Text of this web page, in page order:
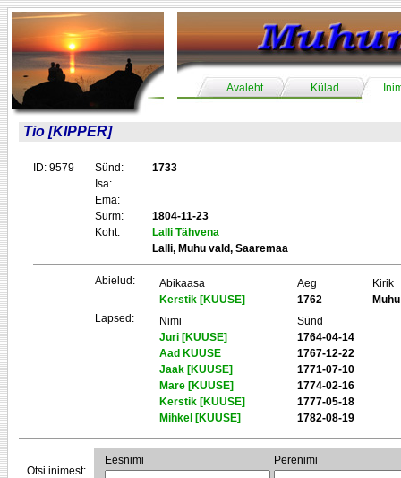
Avaleht Külad
Tio [KIPPER]
ID: 9579 Sünd:
1733
Isa:
Ema:
Surm:
1804-11-23
Koht:
Lalli Tähvena
Lalli, Muhu vald, Saaremaa
Abielud: Abikaasa Aeg
Kirik
Kerstik [KUUSE]
1762
Muhu
Lapsed:
Nimi
Sünd
Juri [KUUSE]
1764-04-14
Aad KUUSE
1767-12-22
Jaak [KUUSE]
1771-07-10
Mare [KUUSE]
1774-02-16
Kerstik [KUUSE]
1777-05-18
Mihkel [KUUSE]
1782-08-19
Otsi inimest:
Eesnimi Perenimi